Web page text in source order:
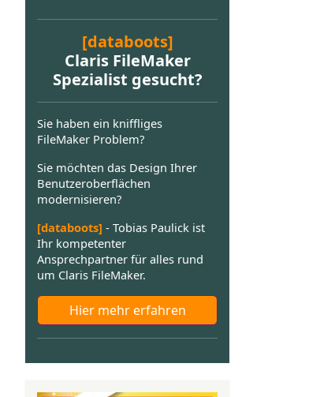
[databoots]
Claris FileMaker
Spezialist gesucht?
Sie haben ein kniffliges
FileMaker Problem?
Sie möchten das Design Ihrer
Benutzeroberflächen
modernisieren?
[databoots] - Tobias Paulick ist
Ihr kompetenter
Ansprechpartner für alles rund
um Claris FileMaker.
Hier mehr erfahren